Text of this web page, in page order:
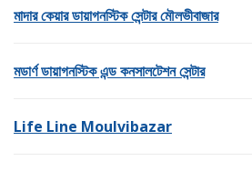
মাদার কেয়ার ডায়াগনস্টিক সেন্টার মৌলভীবাজার
মডার্ণ ডায়াগনস্টিক এন্ড কনসালটেশন সেন্টার
Life Line Moulvibazar